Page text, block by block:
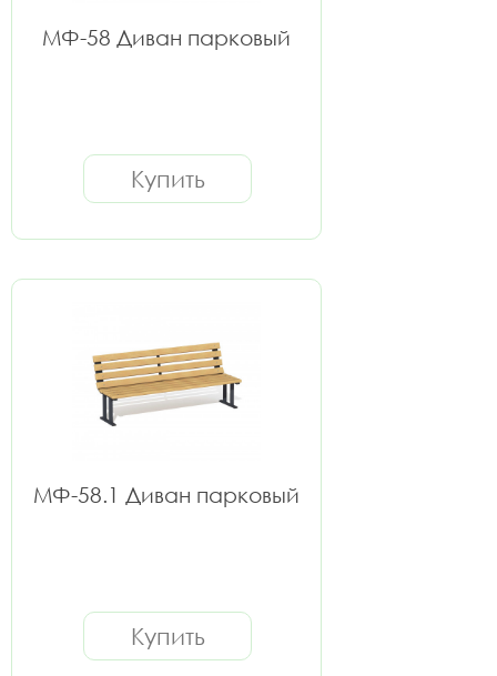
МФ-58 Диван парковый
Купить
МФ-58.1 Диван парковый
Купить